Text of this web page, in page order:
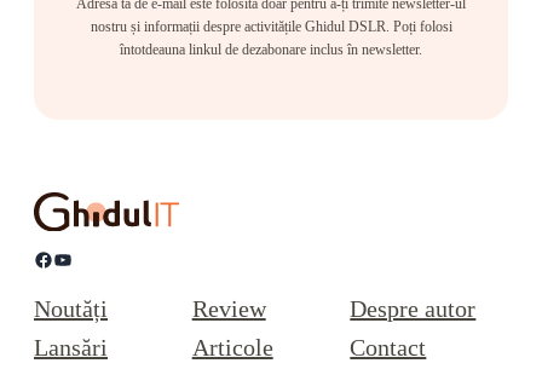
nostru și informații despre activitățile Ghidul DSLR. Poți folosi
întotdeauna linkul de dezabonare inclus în newsletter.
Facebook YouTube
Noutăți
Lansări
Review
Articole
Despre autor
Contact